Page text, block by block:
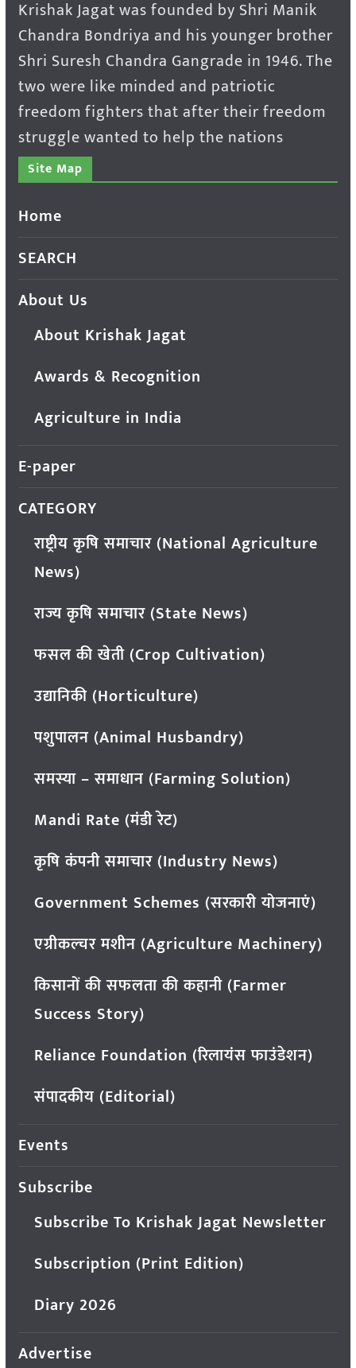
Krishak Jagat was founded by Shri Manik
Chandra Bondriya and his younger brother
Shri Suresh Chandra Gangrade in 1946. The
two were like minded and patriotic
freedom fighters that after their freedom
struggle wanted to help the nations
Site Map
Home
SEARCH
About Us
About Krishak Jagat
Awards & Recognition
Agriculture in India
E-paper
CATEGORY
राष्ट्रीय कृषि समाचार (National Agriculture
News)
राज्य कृषि समाचार (State News)
फसल की खेती (Crop Cultivation)
उद्यानिकी (Horticulture)
पशुपालन (Animal Husbandry)
समस्या – समाधान (Farming Solution)
Mandi Rate (मंडी रेट)
कृषि कंपनी समाचार (Industry News)
Government Schemes (सरकारी योजनाएं)
एग्रीकल्चर मशीन (Agriculture Machinery)
किसानों की सफलता की कहानी (Farmer
Success Story)
Reliance Foundation (रिलायंस फाउंडेशन)
संपादकीय (Editorial)
Events
Subscribe
Subscribe To Krishak Jagat Newsletter
Subscription (Print Edition)
Diary 2026
Advertise